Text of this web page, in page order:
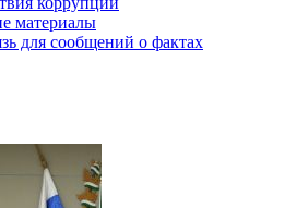
материалы
для сообщений о фактах